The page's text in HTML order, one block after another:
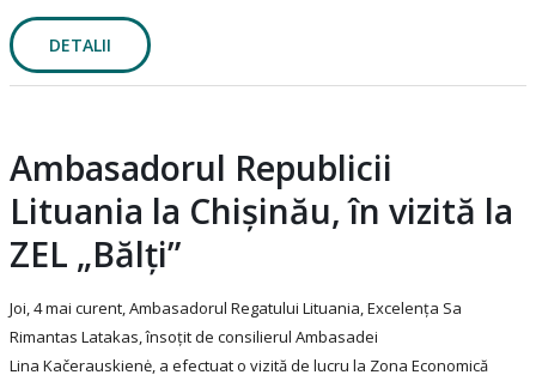
DETALII
Ambasadorul Republicii
Lituania la Chișinău, în vizită la
ZEL „Bălți”
Joi, 4 mai curent, Ambasadorul Regatului Lituania, Excelența Sa
Rimantas Latakas, însoțit de consilierul Ambasadei
Lina Kačerauskienė, a efectuat o vizită de lucru la Zona Economică